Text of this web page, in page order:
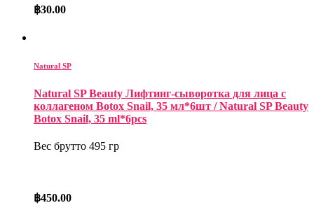
฿30.00
Natural SP
Natural SP Beauty Лифтинг-сыворотка для лица с
коллагеном Botox Snail, 35 мл*6шт / Natural SP Beauty
Botox Snail, 35 ml*6pcs
Вес брутто 495 гр
฿450.00